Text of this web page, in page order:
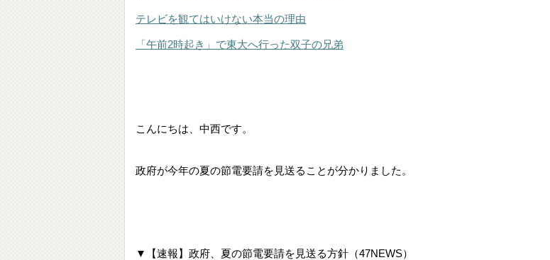
テレビを観てはいけない本当の理由
「午前2時起き」で東大へ行った双子の兄弟
こんにちは、中西です。
政府が今年の夏の節電要請を見送ることが分かりました。
▼【速報】政府、夏の節電要請を見送る方針（47NEWS）